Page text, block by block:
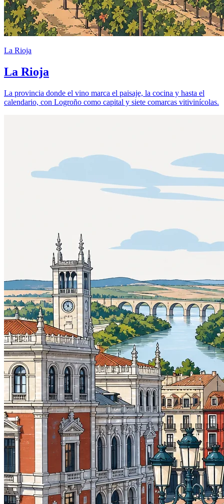
La Rioja
La Rioja
La provincia donde el vino marca el paisaje, la cocina y hasta el
calendario, con Logroño como capital y siete comarcas vitivinícolas.